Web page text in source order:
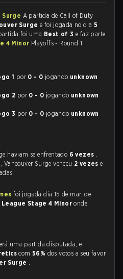
Surge A partida de Call of Duty
Surge e foi jogada no dia 5
foi uma Best of 3e faz parte
4 Minor Playoffs - Round 1.
1 por 0 - 0 jogando unknown
2 por 0 - 0 jogando unknown
3 por 0 - 0 jogando unknown
haviam se enfrentado 6 vezes .
, Vancouver Surge venceu 2 vezese
foi jogada dia 15 de mar. de
League Stage 4 Minoronde
uma partida disputada, e
com56% dos votos a seu favor
Surge .